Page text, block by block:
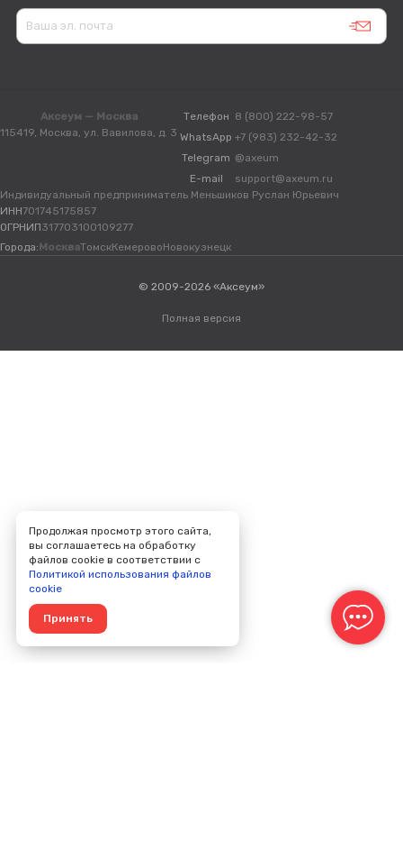
Аксеум — Москва
115419, Москва, ул. Вавилова, д. 3
Телефон 8 (800) 222-98-57
WhatsApp +7 (983) 232-42-32
Telegram @axeum
E-mail
support@axeum.ru
Индивидуальный предприниматель Меньшиков Руслан Юрьевич
ИНН701745175857
ОГРНИП317703100109277
Города:МоскваТомскКемеровоНовокузнецк
© 2009-2026 «Аксеум»
Полная версия
Продолжая просмотр этого сайта,
вы соглашаетесь на обработку
файлов cookie в соответствии с
Политикой использования файлов
cookie
Принять